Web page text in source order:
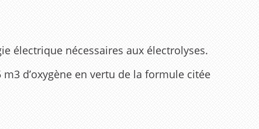
électrique nécessaires aux électrolyses.
d’oxygène en vertu de la formule citée